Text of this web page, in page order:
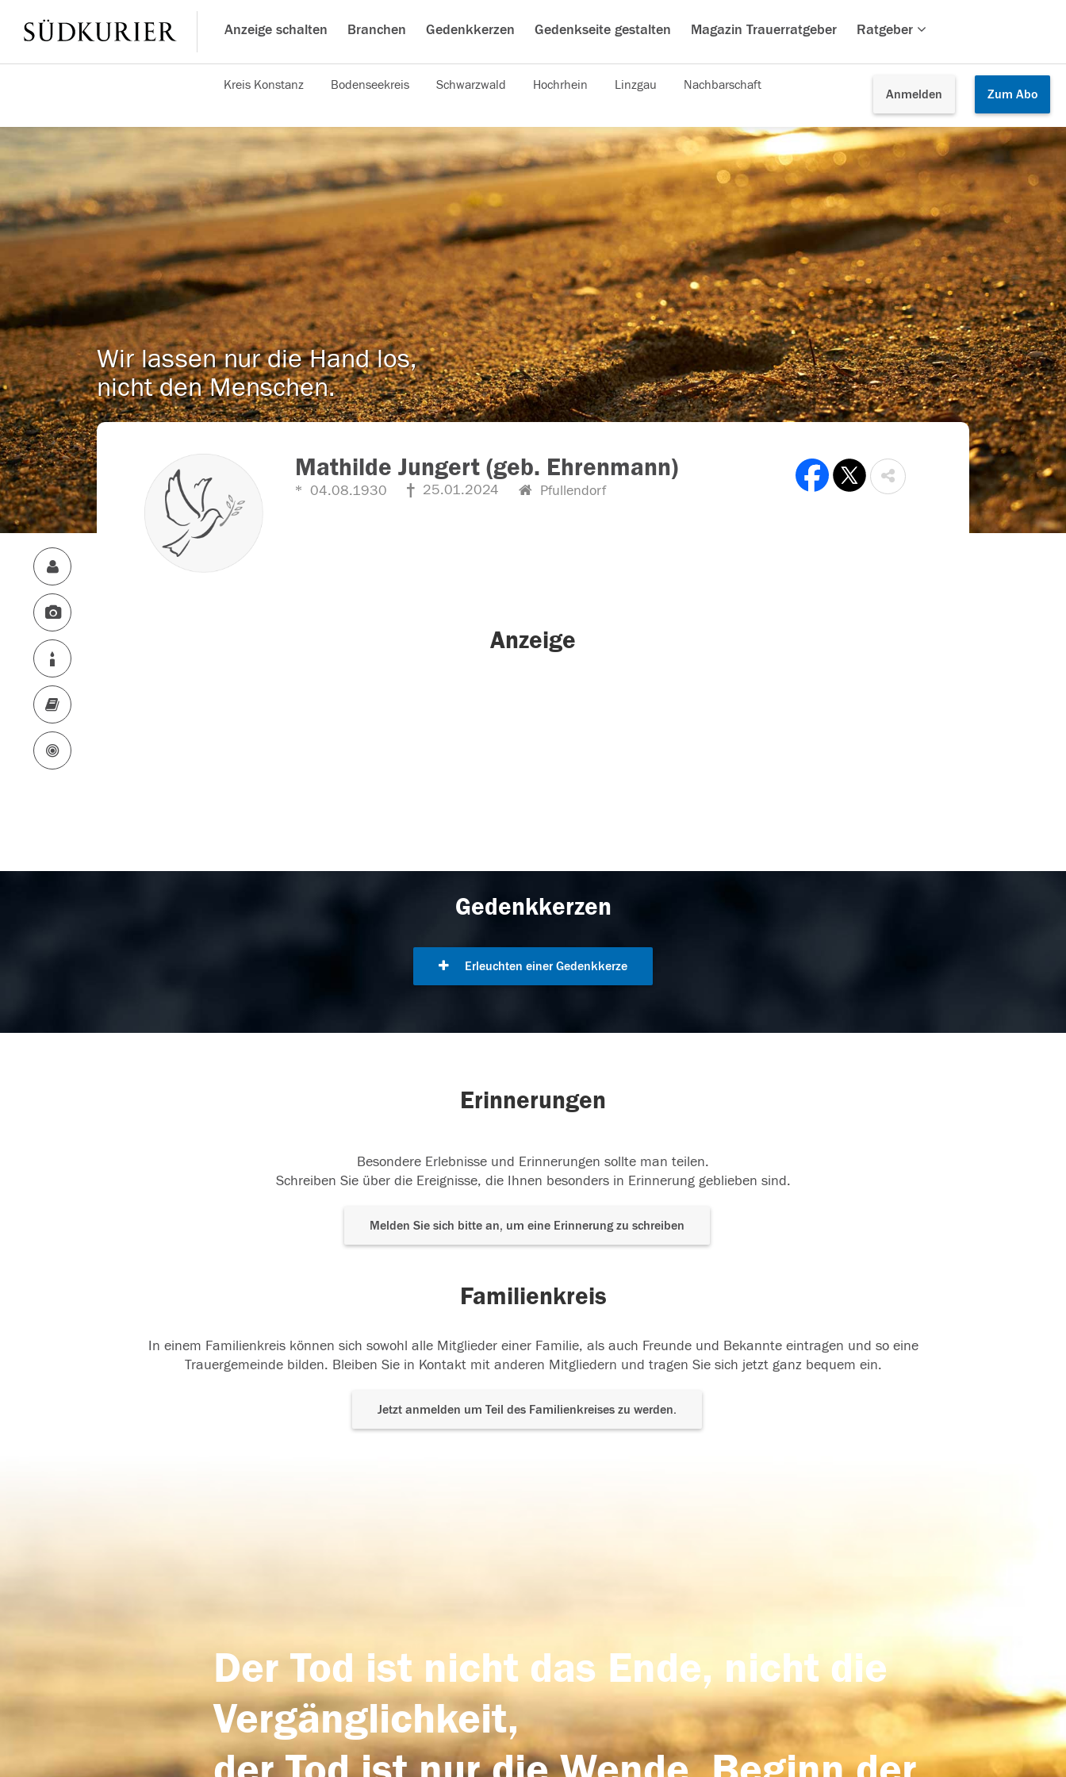
Anzeige schalten Branchen Gedenkkerzen Gedenkseite gestalten Magazin Trauerratgeber Ratgeber
Anmelden Zum Abo
Kreis Konstanz Bodenseekreis Schwarzwald Hochrhein Linzgau Nachbarschaft
Wir lassen nur die Hand los,
nicht den Menschen.
Mathilde Jungert (geb. Ehrenmann)
04.08.1930 25.01.2024 Pfullendorf
Anzeige
Gedenkkerzen
Erleuchten einer Gedenkkerze
Erinnerungen
Besondere Erlebnisse und Erinnerungen sollte man teilen.
Schreiben Sie über die Ereignisse, die Ihnen besonders in Erinnerung geblieben sind.
Melden Sie sich bitte an, um eine Erinnerung zu schreiben
Familienkreis
In einem Familienkreis können sich sowohl alle Mitglieder einer Familie, als auch Freunde und Bekannte eintragen und so eine
Trauergemeinde bilden. Bleiben Sie in Kontakt mit anderen Mitgliedern und tragen Sie sich jetzt ganz bequem ein.
Jetzt anmelden um Teil des Familienkreises zu werden.
Der Tod ist nicht das Ende, nicht die
Vergänglichkeit,